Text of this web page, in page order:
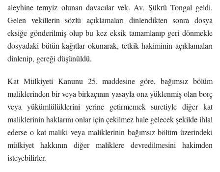
aleyhine temyiz olunan davacılar vek. Av. Şükrü Tongal geldi.
Gelen vekillerin sözlü açıklamaları dinlendikten sonra dosya
eksiğe gönderilmiş olup bu kez eksik tamamlanıp geri dönmekle
dosyadaki bütün kağıtlar okunarak, tetkik hakiminin açıklamaları
dinlenip, gereği düşünüldü.
Kat Mülkiyeti Kanunu 25. maddesine göre, bağımsız bölüm
maliklerinden bir veya birkaçının yasayla ona yüklenmiş olan borç
veya yükümlülüklerini yerine getirmemek suretiyle diğer kat
maliklerinin haklarını onlar için çekilmez hale gelecek şekilde ihlal
ederse o kat maliki veya maliklerinin bağımsız bölüm üzerindeki
mülkiyet hakkının diğer maliklere devredilmesini hakimden
isteyebilirler.